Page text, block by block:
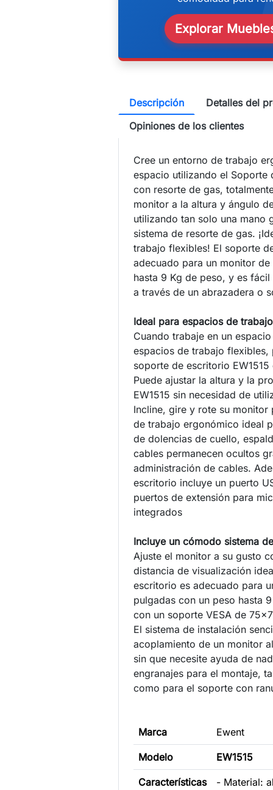
Explorar
Descripción
Detalles del
Opiniones de los clientes
Cree un entorno de trabajo
espacio utilizando el Soporte
con resorte de gas,
monitor a la altura y ángulo
utilizando tan solo una mano
sistema de resorte de gas.
trabajo flexibles! El soporte
adecuado para un monitor
hasta 9 Kg de peso, y es
a través de un abrazadera o
Ideal para espacios de
Cuando trabaje en un
espacios de trabajo flexibles,
soporte de escritorio
Puede ajustar la altura y la
EW1515 sin necesidad de
Incline, gire y rote su monitor
de trabajo ergonómico ideal
de dolencias de cuello,
cables permanecen ocultos
administración de cables.
escritorio incluye un puerto
puertos de extensión para
integrados
Incluye un cómodo sistema
Ajuste el monitor a su gusto
distancia de visualización
escritorio es adecuado para
pulgadas con un peso hasta
con un soporte VESA de
El sistema de instalación
acoplamiento de un monitor
sin que necesite ayuda de
engranajes para el montaje,
como para el soporte con
Marca Ewent
Modelo EW1515
Características
- Material: